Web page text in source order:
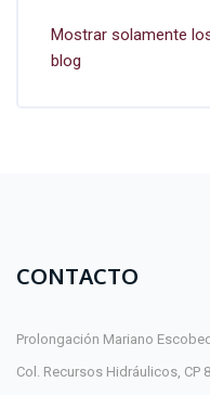
Mostrar solamente
blog
CONTACTO
Prolongación Mariano
Col. Recursos Hidráulicos, CP